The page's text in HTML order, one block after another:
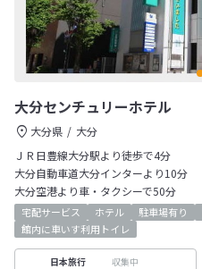
大分センチュリーホテル
大分県
大分
ＪＲ日豊線大分駅より徒歩で4分
大分自動車道大分インターより10分
大分空港より車・タクシーで50分
宅配サービス ホテル 駐車場有り
館内に車いす利用トイレ
日本旅行 収集中